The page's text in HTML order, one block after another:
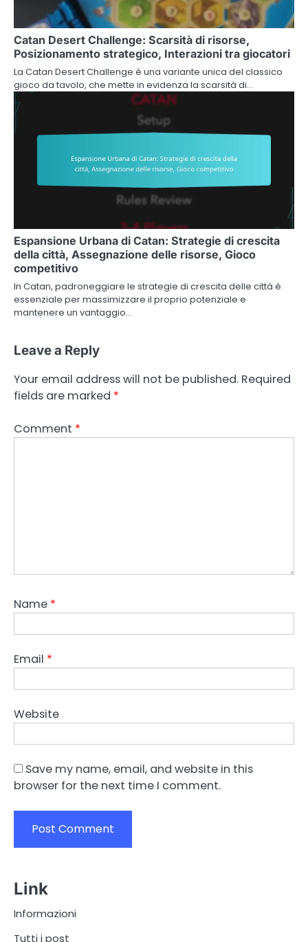
Catan Desert Challenge: Scarsità di risorse,
Posizionamento strategico, Interazioni tra giocatori
La Catan Desert Challenge è una variante unica del classico
gioco da tavolo, che mette in evidenza la scarsità di…
Espansione Urbana di Catan: Strategie di crescita
della città, Assegnazione delle risorse, Gioco
competitivo
In Catan, padroneggiare le strategie di crescita delle città è
essenziale per massimizzare il proprio potenziale e
mantenere un vantaggio…
Leave a Reply
Your email address will not be published. Required
fields are marked *
Comment *
Name *
Email *
Website
Save my name, email, and website in this
browser for the next time I comment.
Link
Informazioni
Tutti i post